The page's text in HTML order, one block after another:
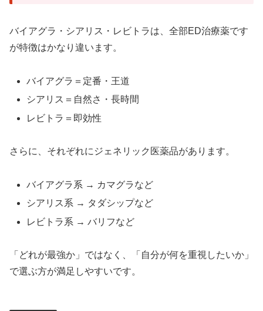
バイアグラ・シアリス・レビトラは、全部ED治療薬です
が特徴はかなり違います。
バイアグラ＝定番・王道
シアリス＝自然さ・長時間
レビトラ＝即効性
さらに、それぞれにジェネリック医薬品があります。
バイアグラ系 → カマグラなど
シアリス系 → タダシップなど
レビトラ系 → バリフなど
「どれが最強か」ではなく、「自分が何を重視したいか」
で選ぶ方が満足しやすいです。